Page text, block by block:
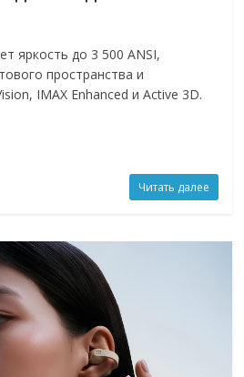
яркость до 3 500 ANSI,
пространства и
IMAX Enhanced и Active 3D.
Читать далее